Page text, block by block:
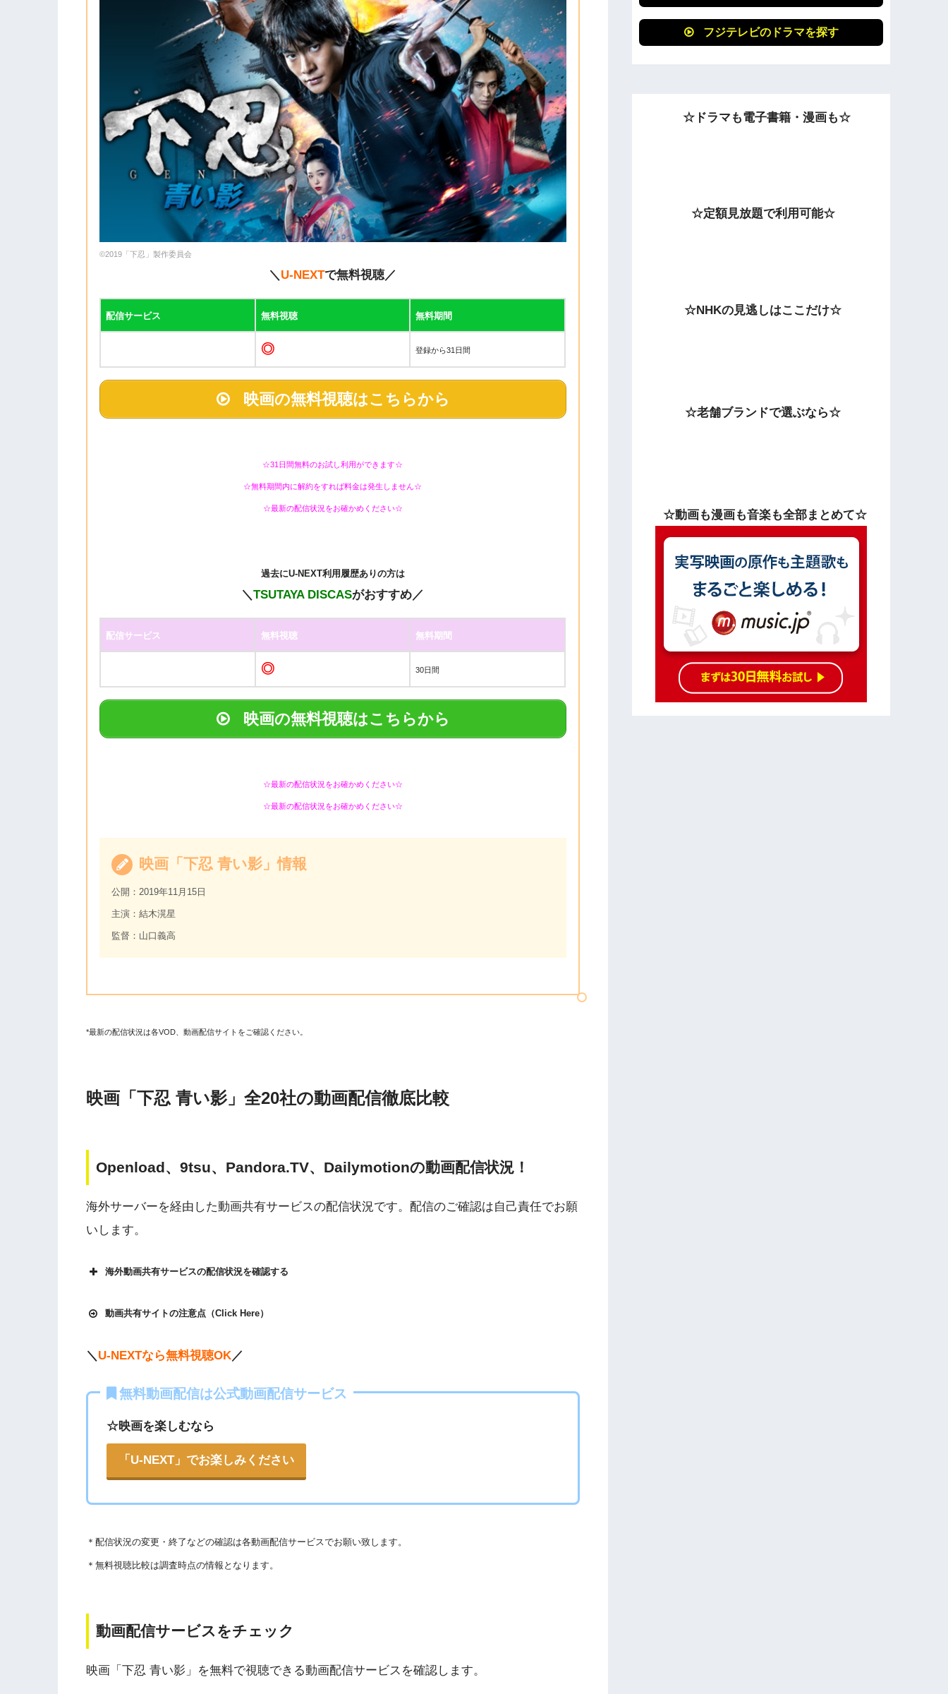
©2019「下忍」製作委員会
＼ U-NEXTで無料視聴／
配信サービス 無料視聴 無料期間
◎ 登録から31日間
映画の無料視聴はこちらから
☆31日間無料のお試し利用ができます☆
☆無料期間内に解約をすれば料金は発生しません☆
☆最新の配信状況をお確かめください☆
過去にU-NEXT利用履歴ありの方は
＼TSUTAYA DISCASがおすすめ／
配信サービス 無料視聴 無料期間
◎ 30日間
映画の無料視聴はこちらから
☆最新の配信状況をお確かめください☆
☆最新の配信状況をお確かめください☆
映画「下忍 青い影」情報
公開：2019年11月15日
主演：結木滉星
監督：山口義高
*最新の配信状況は各VOD、動画配信サイトをご確認ください。
映画「下忍 青い影」全20社の動画配信徹底比較
Openload、9tsu、Pandora.TV、Dailymotionの動画配信状況！
海外サーバーを経由した動画共有サービスの配信状況です。配信のご確認は自己責任でお願
いします。
海外動画共有サービスの配信状況を確認する
▶︎Pandora.TV
動画共有サイトの注意点（Click Here）
権を侵害している恐れがあります。
法律に触れることはもちろん、フィッシング詐欺やウイルス感染によるスマホ・パソコントラブルの原因とな
著作物の取り扱いについては注意喚起が「公益社団法人著作物情報センター
されています。
＼ U-NEXTなら無料視聴OK／
無料動画配信は公式動画配信サービス
☆映画を楽しむなら
「U-NEXT」でお楽しみください
＊ 配信状況の変更・終了などの確認は各動画配信サービスでお願い致します。
＊無料視聴比較は調査時点の情報となります。
動画配信サービスをチェック
映画「下忍 青い影」を無料で視聴できる動画配信サービスを確認します。
フジテレビのドラマを探す
☆ドラマも電子書籍・漫画も☆
☆定額見放題で利用可能☆
☆NHKの見逃しはここだけ☆
☆老舗ブランドで選ぶなら☆
☆動画も漫画も音楽も全部まとめて☆